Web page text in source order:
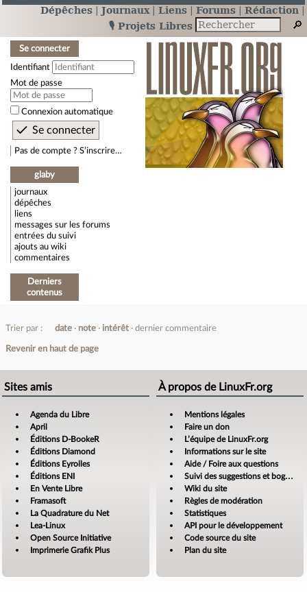
Dépêches Journaux Liens Forums
Rédaction
🎙️ Projets Libres
Se connecter
Identifiant
Mot de passe
Connexion automatique
Pas de compte ? S’inscrire…
glaby
journaux
dépêches
liens
messages sur les forums
entrées du suivi
ajouts au wiki
commentaires
Derniers
contenus
Trier par : date note intérêt dernier commentaire
Revenir en haut de page
Sites amis
Agenda du Libre
April
Éditions D-BookeR
Éditions Diamond
Éditions Eyrolles
Éditions ENI
En Vente Libre
Framasoft
La Quadrature du Net
Lea-Linux
Open Source Initiative
Imprimerie Grafik Plus
À propos de LinuxFr.org
Mentions légales
Faire un don
L’équipe de LinuxFr.org
Informations sur le site
Aide / Foire aux questions
Suivi des suggestions et bogues
Wiki du site
Règles de modération
Statistiques
API pour le développement
Code source du site
Plan du site